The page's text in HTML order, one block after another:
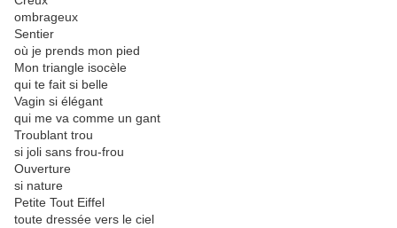
ombrageux
Sentier‭
où je prends mon pied‭
Mon triangle isocèle
qui te fait si belle
Vagin si élégant
qui me va comme un gant
Troublant trou
si joli sans frou-frou
Ouverture
si nature
Petite Tout Eiffel
toute dressée vers le ciel